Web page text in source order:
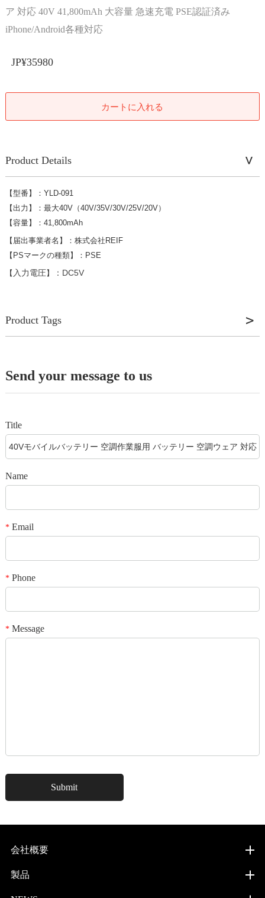
ア 対応 40V 41,800mAh 大容量 急速充電 PSE認証済み
iPhone/Android各種対応
JP¥35980
カートに入れる
Product Details
【型番 】
：YLD-091
【出力 】
：最大40V（40V/35V/30V/25V/20V）
【容量】
：41,800mAh
【届出事業者名】：株式会社REIF
【PSマークの種類】：PSE
【 入力電圧】 ：DC5V
Product Tags
Send your message to us
Title
Name
*Email
*Phone
*Message
会社概要
製品